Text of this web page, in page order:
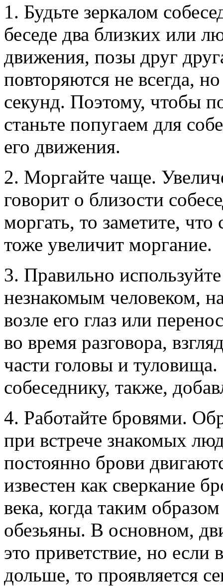
1. Будьте зеркалом
беседе два близких или
движения, позы друг
повторяются не всегда,
секунд. Поэтому, чтобы
станьте попугаем для
его движения.
2. Моргайте чаще.
говорит о близости
моргать, то заметите,
тоже увеличит моргание.
3. Правильно используйте
незнакомым человеком,
возле его глаз или
во время разговора,
части головы и
собеседнику, также,
4. Работайте бровями.
при встрече знакомых
постоянно брови
известен как сверкание
века, когда таким
обезьяны. В основном,
это приветствие, но если
дольше, то проявляется